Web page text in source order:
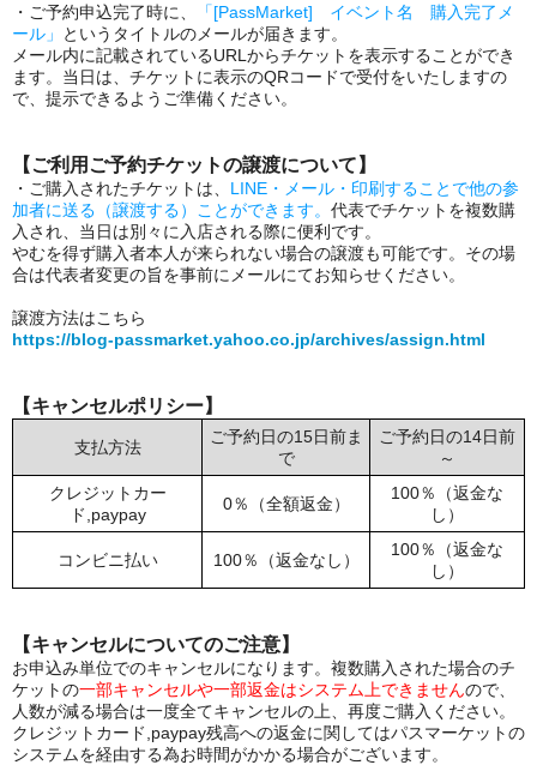
・ご予約申込完了時に、
「[PassMarket] イベント名 購入完了メ
ール」
というタイトルのメールが届きます。
メール内に記載されているURLからチケットを表示することができ
ます。当日は、チケットに表示のQRコードで受付をいたしますの
で、提示できるようご準備ください。
【ご利用ご予約チケットの譲渡について】
・ご購入されたチケットは、 LINE・メール・印刷することで他の参
加者に送る（譲渡する）ことができます。 代表でチケットを複数購
入され、当日は別々に入店される際に便利です。
やむを得ず購入者本人が来られない場合の譲渡も可能です。その場
合は代表者変更の旨を事前にメールにてお知らせください。
譲渡方法はこちら
https://blog-passmarket.yahoo.co.jp/archives/assign.html
【キャンセルポリシー】
支払方法
ご予約日の15日前ま
で
ご予約日の14日前
～
クレジットカー
ド,paypay
0％（全額返金）
100％（返金な
し）
コンビニ払い 100％（返金なし）
100％（返金な
し）
【キャンセルについてのご注意】
お申込み単位でのキャンセルになります。複数購入された場合のチ
ケットの一部キャンセルや一部返金はシステム上できませんので、
人数が減る場合は一度全てキャンセルの上、再度ご購入ください。
クレジットカード,paypay残高への返金に関してはパスマーケットの
システムを経由する為お時間がかかる場合がございます。